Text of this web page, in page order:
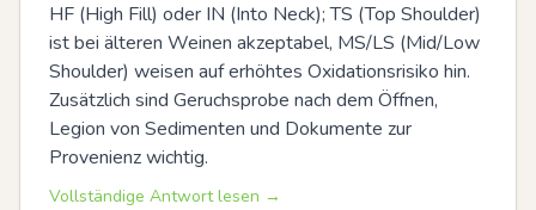
HF (High Fill) oder IN (Into Neck); TS (Top Shoulder)
ist bei älteren Weinen akzeptabel, MS/LS (Mid/Low
Shoulder) weisen auf erhöhtes Oxidationsrisiko hin.
Zusätzlich sind Geruchsprobe nach dem Öffnen,
Legion von Sedimenten und Dokumente zur
Provenienz wichtig.
Vollständige Antwort lesen →